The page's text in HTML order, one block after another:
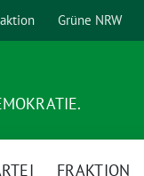
Grüne NRW
FRAKTION